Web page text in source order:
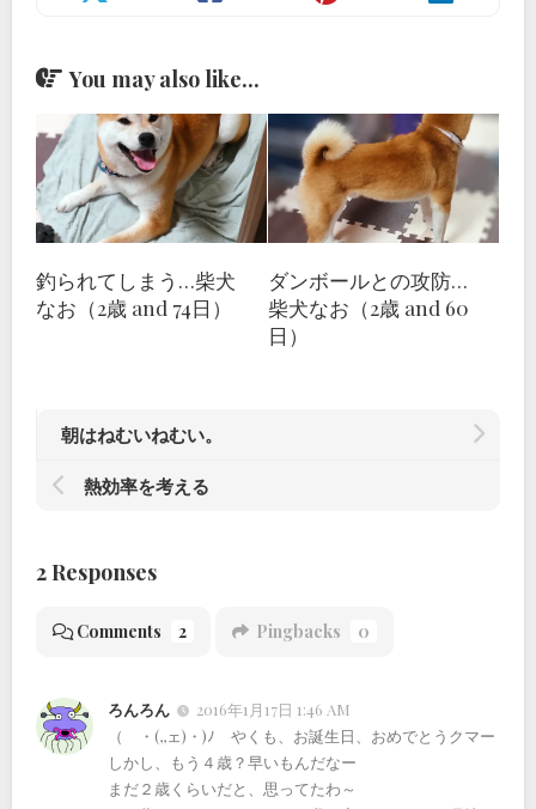
You may also like...
釣られてしまう…柴犬
なお（2歳 and 74日）
ダンボールとの攻防…
柴犬なお（2歳 and 60
日）
朝はねむいねむい。
熱効率を考える
2 Responses
Comments 2 Pingbacks 0
ろんろん
2016年1月17日 1:46 AM
（ ・(,,ェ)・)ﾉ やくも、お誕生日、おめでとうクマー
しかし、もう４歳？早いもんだなー
まだ２歳くらいだと、思ってたわ～